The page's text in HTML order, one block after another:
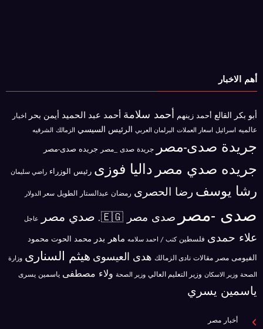
أهم الاخبار
أبو بكر القالع أحمد زينهم أحمد سلامة أحمد عبد الحميد أيمن بحر اخبار
عالميه اسرائيل اسعار العملات البرلمان العربي الرئيس السيسي الزمالك الشرقيه
جريدة صدى-مصر جريدة صدى _مصر جريده صدى-مصر
جريده صدي مصر داليا فوزى رئيس الوزراء راضي سليمان
رشا يوسف رضا الحصرى رمضان عبدالستار الطويل سعر الدولار
صدى -مصر صدى مصر 🇪🇬. صدي مصر عاجل
علاء حمدى فلسطين كتب / احمد سلامه ماهر بدر محمد الحوت محمود
الفيومى مصر مقالات نادى الزمالك هدى العيسوى هيثم السنارى وزارة
الصحة وزير الاسكان وزير التعليم العالي وزير الصحة ولاء مصطفى ياسمين يسرى
ياسمين يسري
أخبار مصر